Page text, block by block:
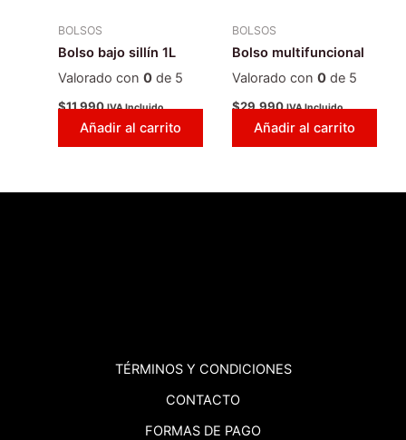
BOLSOS
Bolso bajo sillín 1L
Valorado con 0de 5
$11.990 IVA Incluido
Añadir al carrito
BOLSOS
Bolso multifuncional
Valorado con 0de 5
$29.990 IVA Incluido
Añadir al carrito
TÉRMINOS Y CONDICIONES
CONTACTO
FORMAS DE PAGO